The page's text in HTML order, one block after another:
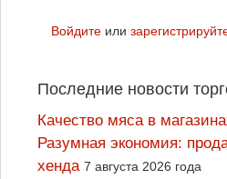
Войдите или
Последние новости
Качество мяса в
Разумная экономия:
хенда 7 августа 2026 года